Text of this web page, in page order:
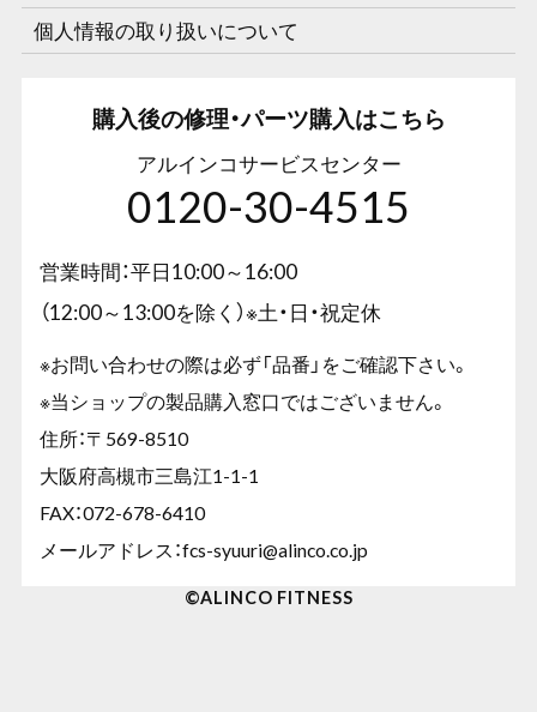
個人情報の取り扱いについて
購入後の修理・パーツ購入はこちら
アルインコサービスセンター
0120-30-4515
営業時間：平日10:00～16:00
（12:00～13:00を除く）※土・日・祝定休
※お問い合わせの際は必ず「品番」をご確認下さい。
※当ショップの製品購入窓口ではございません。
住所：〒569-8510
大阪府高槻市三島江1-1-1
FAX：072-678-6410
メールアドレス：fcs-syuuri@alinco.co.jp
©︎ALINCO FITNESS